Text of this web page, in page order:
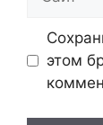
этом